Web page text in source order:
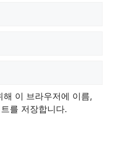
이 브라우저에 이름,
를 저장합니다.